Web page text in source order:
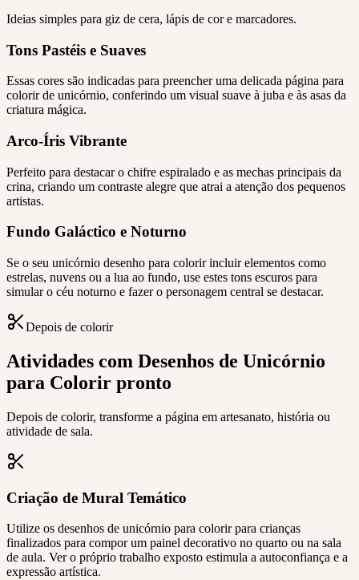
Ideias simples para giz de cera, lápis de cor e marcadores.
Tons Pastéis e Suaves
Essas cores são indicadas para preencher uma delicada página para
colorir de unicórnio, conferindo um visual suave à juba e às asas da
criatura mágica.
Arco-Íris Vibrante
Perfeito para destacar o chifre espiralado e as mechas principais da
crina, criando um contraste alegre que atrai a atenção dos pequenos
artistas.
Fundo Galáctico e Noturno
Se o seu unicórnio desenho para colorir incluir elementos como
estrelas, nuvens ou a lua ao fundo, use estes tons escuros para
simular o céu noturno e fazer o personagem central se destacar.
Depois de colorir
Atividades com Desenhos de Unicórnio
para Colorir pronto
Depois de colorir, transforme a página em artesanato, história ou
atividade de sala.
Criação de Mural Temático
Utilize os desenhos de unicórnio para colorir para crianças
finalizados para compor um painel decorativo no quarto ou na sala
de aula. Ver o próprio trabalho exposto estimula a autoconfiança e a
expressão artística.